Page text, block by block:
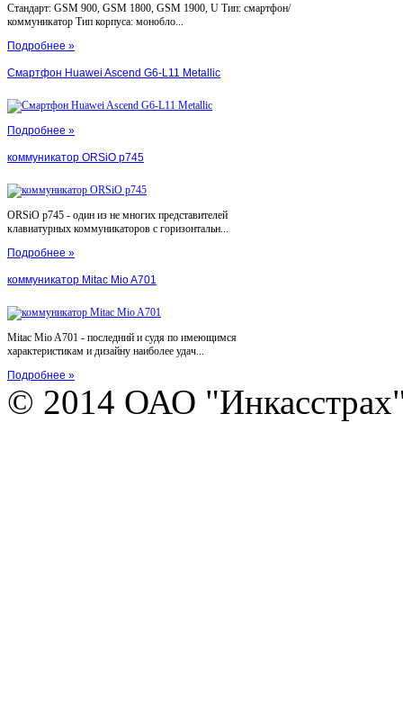
Стандарт: GSM 900, GSM 1800, GSM 1900, U Тип: смартфон/
коммуникатор Тип корпуса: монобло...
Подробнее »
Смартфон Huawei Ascend G6-L11 Metallic
Подробнее »
коммуникатор ORSiO p745
ORSiO p745 - один из не многих представителей
клавиатурных коммуникаторов с горизонтальн...
Подробнее »
коммуникатор Mitac Mio A701
Mitac Mio A701 - последний и судя по имеющимся
характеристикам и дизайну наиболее удач...
Подробнее »
© 2014 ОАО